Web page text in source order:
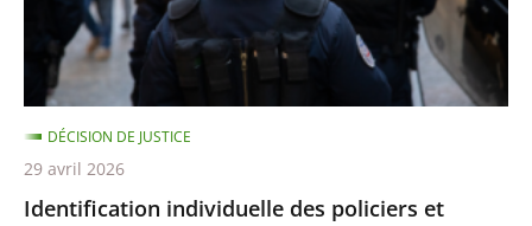
Conseil
d’État
enjoint
au
ministre
Identification individuelle des policiers et
DÉCISION DE JUSTICE
29 avril 2026